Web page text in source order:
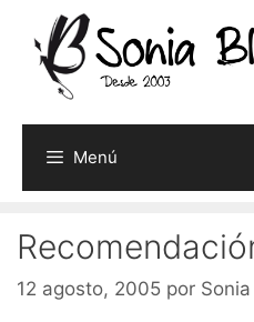
contenido
Menú
12 agosto, 2005 por